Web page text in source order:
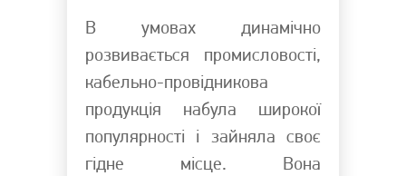
В умовах динамічно
розвивається промисловості,
кабельно-провідникова
продукція набула широкої
популярності і зайняла своє
гідне місце. Вона